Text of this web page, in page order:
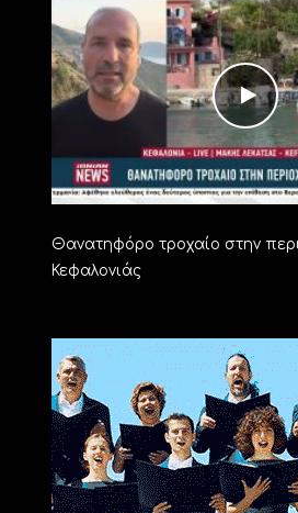
Θανατηφόρο τροχαίο στην
Κεφαλονιάς